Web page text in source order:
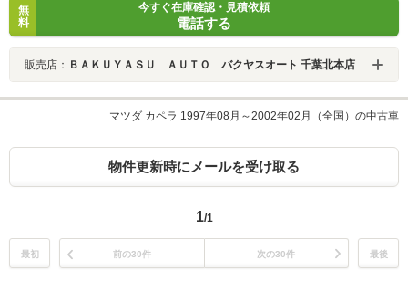
無
料
今すぐ在庫確認・見積依頼
電話する
販売店： ＢＡＫＵＹＡＳＵ ＡＵＴＯ バクヤスオート 千葉北本店
マツダ カペラ 1997年08月～2002年02月（全国）の中古車
物件更新時にメールを受け取る
1/1
最初 前の30件 次の30件 最後